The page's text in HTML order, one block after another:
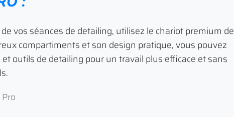
vos séances de detailing, utilisez le chariot premium de
compartiments et son design pratique, vous pouvez
outils de detailing pour un travail plus efficace et sans